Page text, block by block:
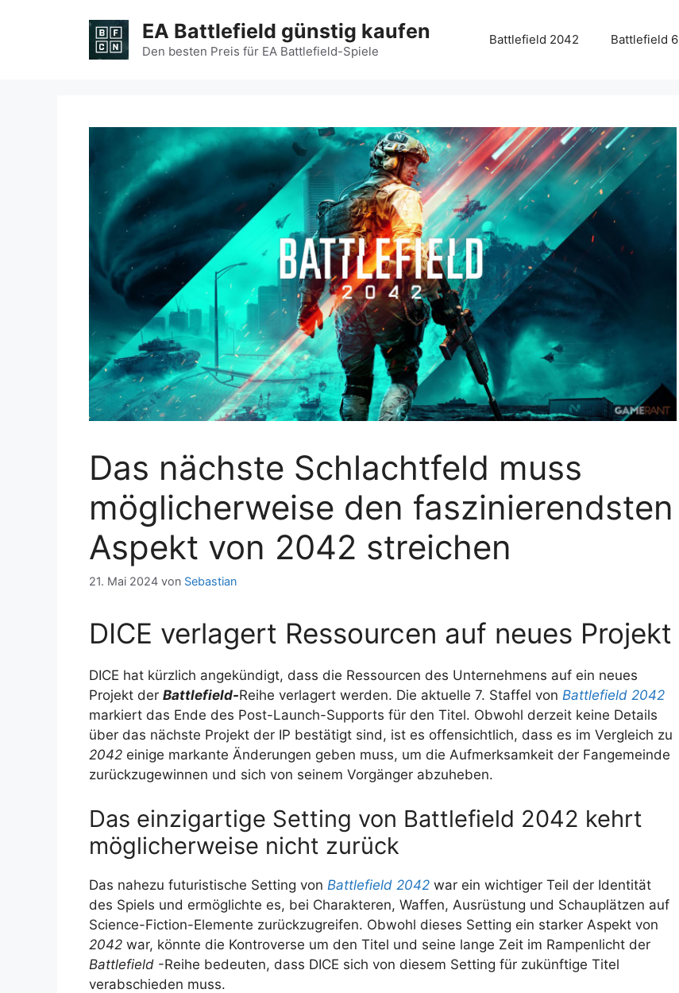
EA Battlefield günstig kaufen
Den besten Preis für EA Battlefield-Spiele
Battlefield 2042 Battlefield 6
Das nächste Schlachtfeld muss
möglicherweise den faszinierendsten
Aspekt von 2042 streichen
21. Mai 2024 von Sebastian
DICE verlagert Ressourcen auf neues Projekt
DICE hat kürzlich angekündigt, dass die Ressourcen des Unternehmens auf ein neues
Projekt der Battlefield-Reihe verlagert werden. Die aktuelle 7. Staffel von Battlefield 2042
markiert das Ende des Post-Launch-Supports für den Titel. Obwohl derzeit keine Details
über das nächste Projekt der IP bestätigt sind, ist es offensichtlich, dass es im Vergleich zu
2042 einige markante Änderungen geben muss, um die Aufmerksamkeit der Fangemeinde
zurückzugewinnen und sich von seinem Vorgänger abzuheben.
Das einzigartige Setting von Battlefield 2042 kehrt
möglicherweise nicht zurück
Das nahezu futuristische Setting von Battlefield 2042 war ein wichtiger Teil der Identität
des Spiels und ermöglichte es, bei Charakteren, Waffen, Ausrüstung und Schauplätzen auf
Science-Fiction-Elemente zurückzugreifen. Obwohl dieses Setting ein starker Aspekt von
2042 war, könnte die Kontroverse um den Titel und seine lange Zeit im Rampenlicht der
Battlefield -Reihe bedeuten, dass DICE sich von diesem Setting für zukünftige Titel
verabschieden muss.